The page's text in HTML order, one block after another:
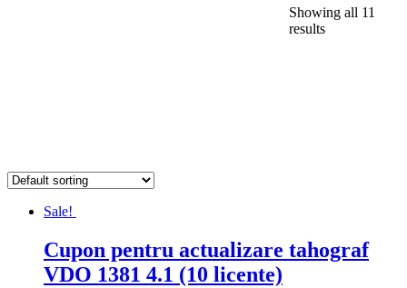
Showing all 11
results
Sale!
Cupon pentru actualizare tahograf
VDO 1381 4.1 (10 licente)